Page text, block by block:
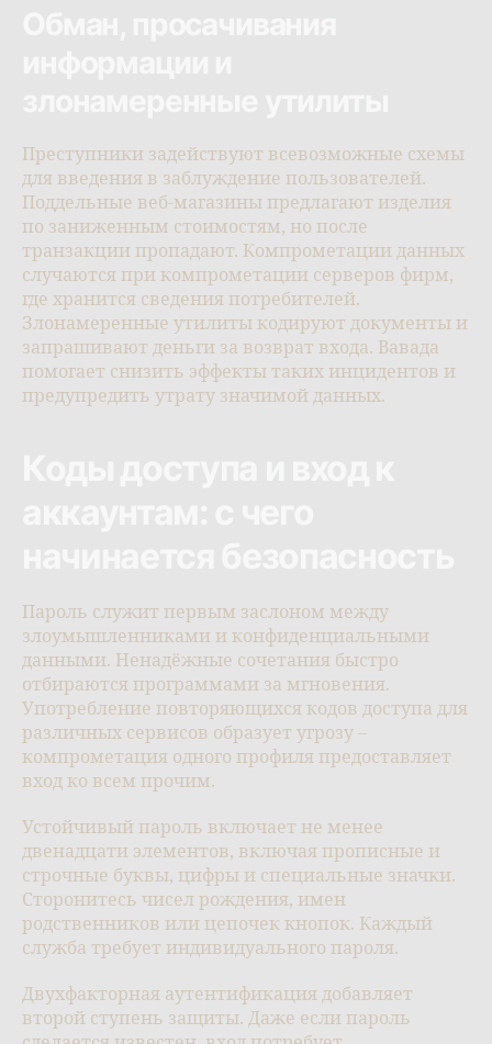
Преступники задействуют всевозможные схемы
для введения в заблуждение пользователей.
Поддельные веб-магазины предлагают изделия
по заниженным стоимостям, но после
транзакции пропадают. Компрометации данных
случаются при компрометации серверов фирм,
где хранится сведения потребителей.
Злонамеренные утилиты кодируют документы и
запрашивают деньги за возврат входа. Вавада
помогает снизить эффекты таких инцидентов и
предупредить утрату значимой данных.
Пароль служит первым заслоном между
злоумышленниками и конфиденциальными
данными. Ненадёжные сочетания быстро
отбираются программами за мгновения.
Употребление повторяющихся кодов доступа для
различных сервисов образует угрозу –
компрометация одного профиля предоставляет
вход ко всем прочим.
Устойчивый пароль включает не менее
двенадцати элементов, включая прописные и
строчные буквы, цифры и специальные значки.
Сторонитесь чисел рождения, имен
родственников или цепочек кнопок. Каждый
служба требует индивидуального пароля.
Двухфакторная аутентификация добавляет
второй ступень защиты. Даже если пароль